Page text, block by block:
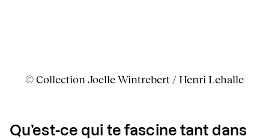
© Collection Joelle Wintrebert / Henri Lehalle
Qu’est-ce qui te fascine tant dans